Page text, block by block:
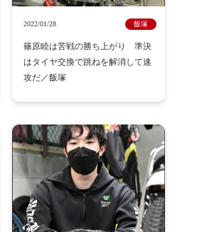
2022/01/28 飯塚
篠原睦は苦戦の勝ち上がり 準決
はタイヤ交換で跳ねを解消して速
攻だ／飯塚